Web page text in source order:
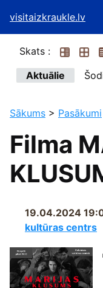
visitaizkraukle.lv
Skats :
Aktuālie
Sākums > Pasākumi
Filma
19.04.2024
kultūras centrs